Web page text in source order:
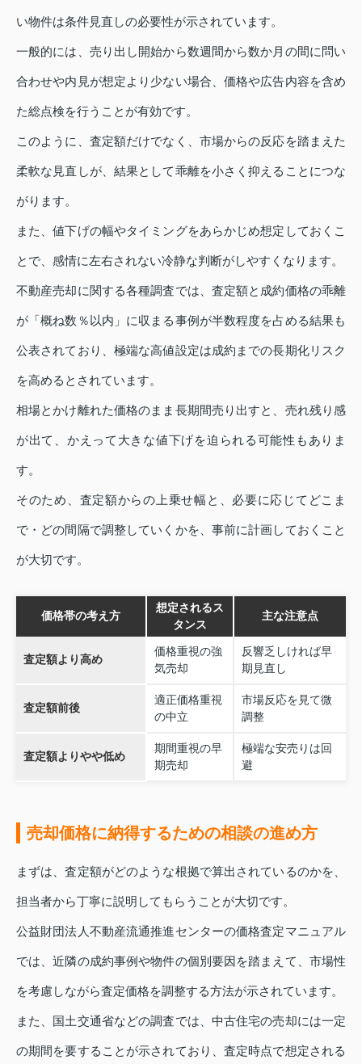
い物件は条件見直しの必要性が示されています。
一般的には、売り出し開始から数週間から数か月の間に問い
合わせや内見が想定より少ない場合、価格や広告内容を含め
た総点検を行うことが有効です。
このように、査定額だけでなく、市場からの反応を踏まえた
柔軟な見直しが、結果として乖離を小さく抑えることにつな
がります。
また、値下げの幅やタイミングをあらかじめ想定しておくこ
とで、感情に左右されない冷静な判断がしやすくなります。
不動産売却に関する各種調査では、査定額と成約価格の乖離
が「概ね数％以内」に収まる事例が半数程度を占める結果も
公表されており、極端な高値設定は成約までの長期化リスク
を高めるとされています。
相場とかけ離れた価格のまま長期間売り出すと、売れ残り感
が出て、かえって大きな値下げを迫られる可能性もありま
す。
そのため、査定額からの上乗せ幅と、必要に応じてどこま
で・どの間隔で調整していくかを、事前に計画しておくこと
が大切です。
価格帯の考え方
想定されるス
タンス
主な注意点
査定額より高め
価格重視の強
気売却
反響乏しければ早
期見直し
査定額前後
適正価格重視
の中立
市場反応を見て微
調整
査定額よりやや低め
期間重視の早
期売却
極端な安売りは回
避
売却価格に納得するための相談の進め方
まずは、査定額がどのような根拠で算出されているのかを、
担当者から丁寧に説明してもらうことが大切です。
公益財団法人不動産流通推進センターの価格査定マニュアル
では、近隣の成約事例や物件の個別要因を踏まえて、市場性
を考慮しながら査定価格を調整する方法が示されています。
また、国土交通省などの調査では、中古住宅の売却には一定
の期間を要することが示されており、査定時点で想定される